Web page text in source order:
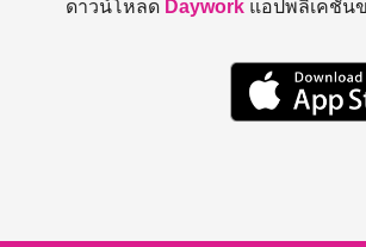
ดาวน์โหลด Daywork แอปพลิเคชัน